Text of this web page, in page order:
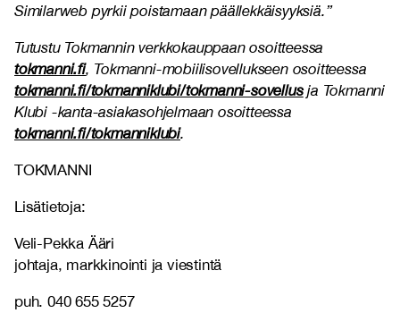
Similarweb pyrkii poistamaan päällekkäisyyksiä.”
Tutustu Tokmannin verkkokauppaan osoitteessa
tokmanni.fi, Tokmanni-mobiilisovellukseen osoitteessa
tokmanni.fi/tokmanniklubi/tokmanni-sovellusja Tokmanni
Klubi -kanta-asiakasohjelmaan osoitteessa
tokmanni.fi/tokmanniklubi.
TOKMANNI
Lisätietoja:
Veli-Pekka Ääri
johtaja, markkinointi ja viestintä
puh. 040 655 5257